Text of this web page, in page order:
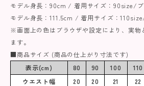
モデル身長：90cm / 着用サイズ：90size/ブ
モデル身長：111.5cm / 着用サイズ：
※画面上の色はブラウザや設定により、実物
ます。
■商品サイズ (商品の仕上がり寸法です)
表示(cm)
80 90 100 110
ウエスト幅
20 20 21 22